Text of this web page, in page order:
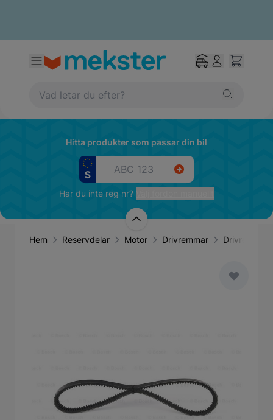
Hitta produkter som passar din bil
Har du inte reg nr?
Hem Reservdelar Motor Drivremmar Drivrem